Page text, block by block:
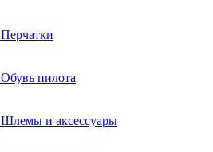
Перчатки
Обувь пилота
Шлемы и аксессуары